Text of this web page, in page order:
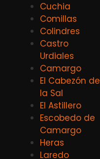
Cuchia
Comillas
Colindres
Castro
Urdiales
Camargo
El Cabezón de
la Sal
El Astillero
Escobedo de
Camargo
Heras
Laredo